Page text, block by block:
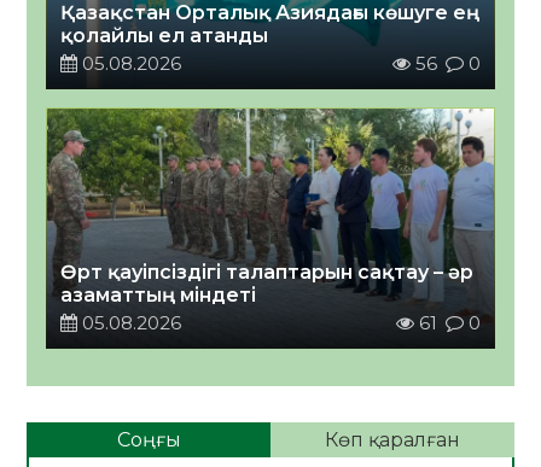
Қазақстан Орталық Азиядағы көшуге ең
қолайлы ел атанды
05.08.2026
56 0
Өрт қауіпсіздігі талаптарын сақтау – әр
азаматтың міндеті
05.08.2026
61 0
Соңғы Көп қаралған